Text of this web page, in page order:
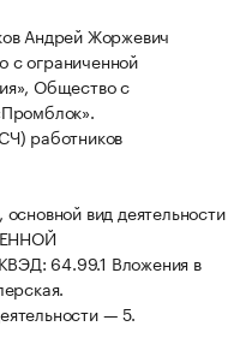
Андрей Жоржевич
с ограниченной
Общество с
работников
вид деятельности
64.99.1 Вложения в
— 5.